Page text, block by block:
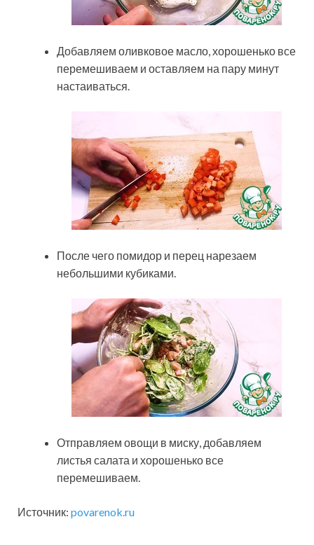
Добавляем оливковое масло, хорошенько все
перемешиваем и оставляем на пару минут
настаиваться.
После чего помидор и перец нарезаем
небольшими кубиками.
Отправляем овощи в миску, добавляем
листья салата и хорошенько все
перемешиваем.
Источник: povarenok.ru